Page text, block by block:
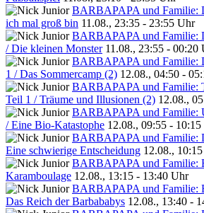
BARBAPAPA und Familie:
ich mal groß bin 11.08., 23:35 - 23:55 Uhr
BARBAPAPA und Familie:
/ Die kleinen Monster 11.08., 23:55 - 00:20
BARBAPAPA und Familie:
1 / Das Sommercamp (2) 12.08., 04:50 -
BARBAPAPA und Familie:
Teil 1 / Träume und Illusionen (2) 12.08.,
BARBAPAPA und Familie:
/ Eine Bio-Katastophe 12.08., 09:55 -
BARBAPAPA und Familie:
Eine schwierige Entscheidung 12.08.,
BARBAPAPA und Familie:
Karamboulage 12.08., 13:15 - 13:40 Uhr
BARBAPAPA und Familie:
Das Reich der Barbababys 12.08., 13:40 -